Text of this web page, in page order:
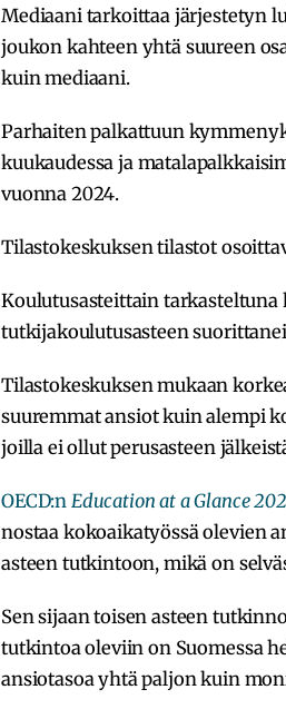
Mediaani tarkoittaa järjestetyn
joukon kahteen yhtä suureen
kuin mediaani.
Parhaiten palkattuun
kuukaudessa ja
vuonna 2024.
Tilastokeskuksen tilastot
Koulutusasteittain
tutkijakoulutusasteen
Tilastokeskuksen mukaan
suuremmat ansiot kuin alempi
joilla ei ollut perusasteen
OECD:n Education at a Glance
nostaa kokoaikatyössä olevien
asteen tutkintoon, mikä on
Sen sijaan toisen asteen
tutkintoa oleviin on Suomessa
ansiotasoa yhtä paljon kuin